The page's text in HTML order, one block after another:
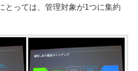
とっては、管理対象が1つに集約